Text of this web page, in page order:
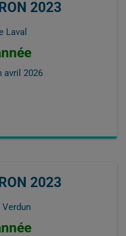
2023
Laval
avril 2026
2023